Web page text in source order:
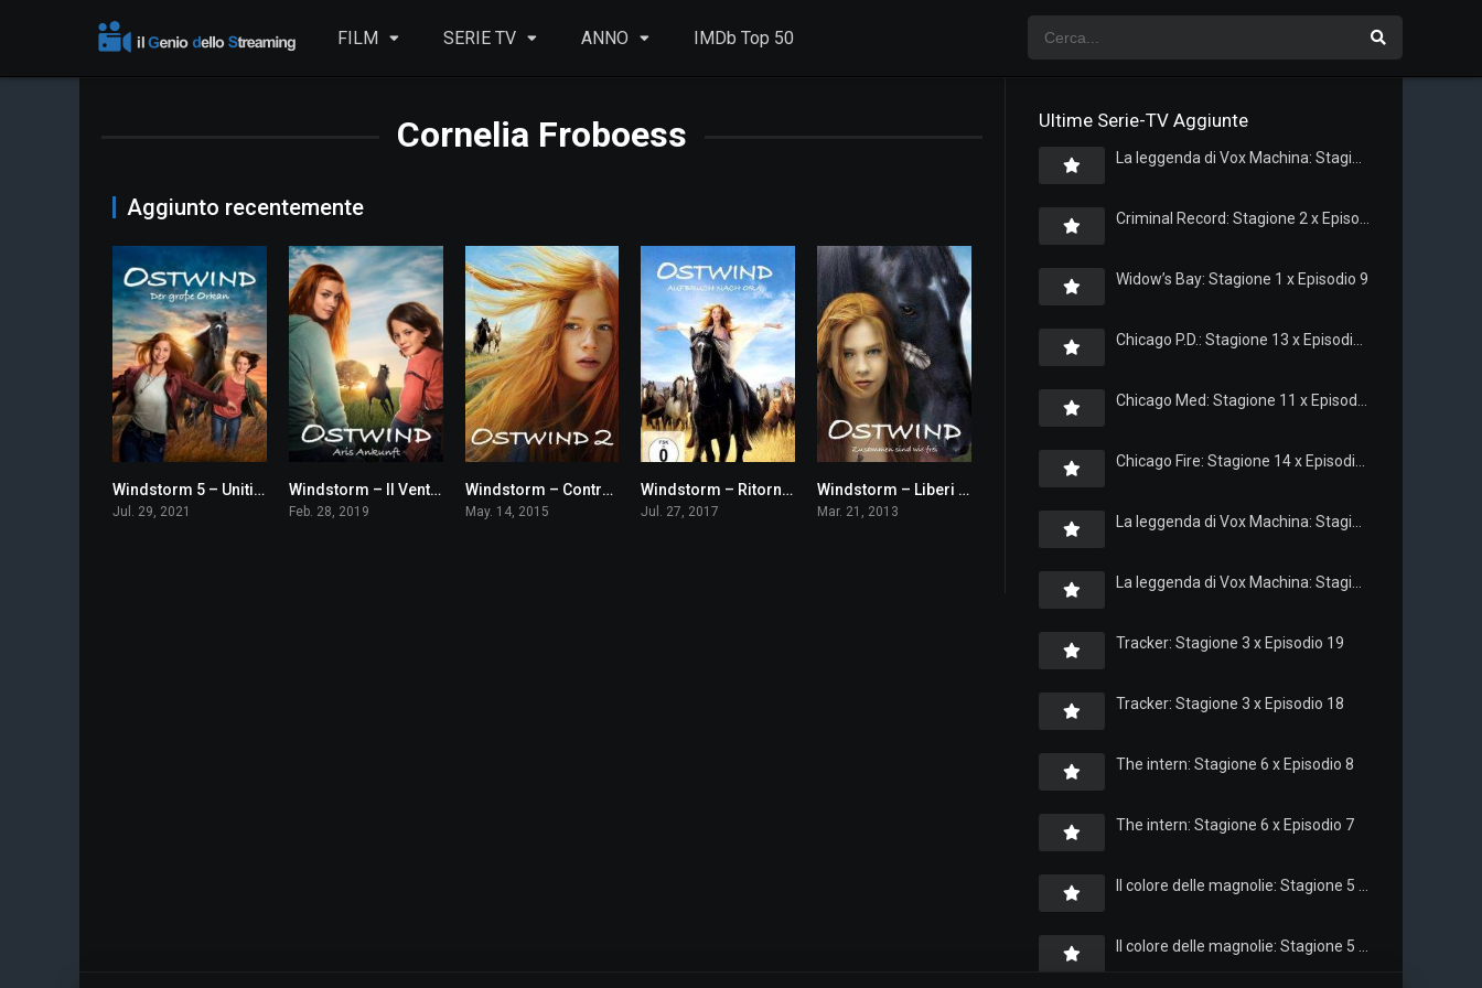
FILM SERIE TV ANNO IMDb Top 50
Cornelia Froboess
Aggiunto recentemente
6.4Windstorm 5 – Uniti per sempre
Jul. 29, 2021
5.5Windstorm – Il Vento Sta Cambiando
Feb. 28, 2019
6.5
Windstorm – Contro ogni regola
May. 14, 2015
5.9Windstorm – Ritorno alle origini
Jul. 27, 2017
6.9Windstorm – Liberi nel vento
Mar. 21, 2013
Ultime Serie-TV Aggiunte
Widow’s Bay: Stagione 1 x Episodio 9
Tracker: Stagione 3 x Episodio 19
Tracker: Stagione 3 x Episodio 18
The intern: Stagione 6 x Episodio 8
The intern: Stagione 6 x Episodio 7